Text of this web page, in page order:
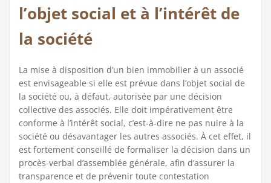
l’objet social et à l’intérêt de
la société
La mise à disposition d’un bien immobilier à un associé
est envisageable si elle est prévue dans l’objet social de
la société ou, à défaut, autorisée par une décision
collective des associés. Elle doit impérativement être
conforme à l’intérêt social, c’est-à-dire ne pas nuire à la
société ou désavantager les autres associés. À cet effet, il
est fortement conseillé de formaliser la décision dans un
procès-verbal d’assemblée générale, afin d’assurer la
transparence et de prévenir toute contestation